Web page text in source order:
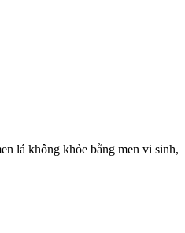
lá không khỏe bằng men vi sinh,